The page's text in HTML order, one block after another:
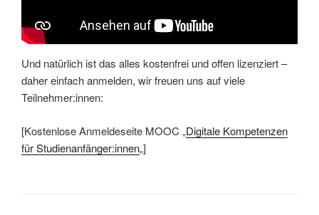
Und natürlich ist das alles kostenfrei und offen lizenziert –
daher einfach anmelden, wir freuen uns auf viele
Teilnehmer:innen:
[Kostenlose Anmeldeseite MOOC „Digitale Kompetenzen
für Studienanfänger:innen„]